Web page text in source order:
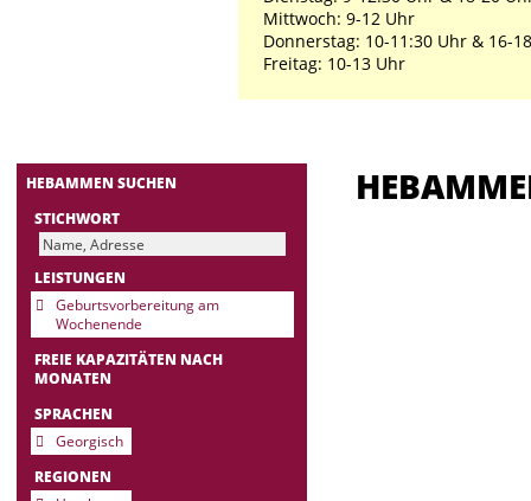
Mittwoch: 9-12 Uhr
Donnerstag: 10-11:30 Uhr & 16-
Freitag: 10-13 Uhr
HEBAMMEN SUCHEN
STICHWORT
LEISTUNGEN
Geburtsvorbereitung am
Wochenende
FREIE KAPAZITÄTEN NACH
MONATEN
SPRACHEN
Georgisch
REGIONEN